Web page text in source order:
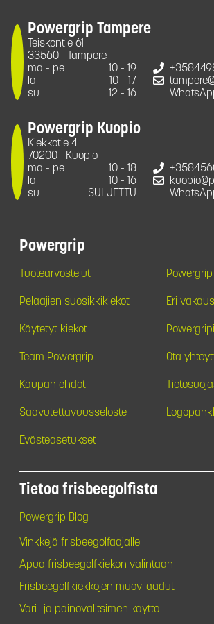
Powergrip Tampere
Teiskontie 61
33560
Tampere
ma - pe
10 - 19
la
10 - 17
su
12 - 16
Powergrip Kuopio
Kiekkotie 4
70200
Kuopio
ma - pe
10 - 18
la
10 - 16
su
SULJETTU
Powergrip
Tuotearvostelut
Pelaajien suosikkikiekot Eri
Käytetyt kiekot
Team Powergrip Ota
Kaupan ehdot
Saavutettavuusseloste
Evästeasetukset
Tietoa frisbeegolfista
Powergrip Blog
Vinkkejä frisbeegolfaajalle
Apua frisbeegolfkiekon valintaan
Frisbeegolfkiekkojen muovilaadut
Väri- ja painovalitsimen käyttö